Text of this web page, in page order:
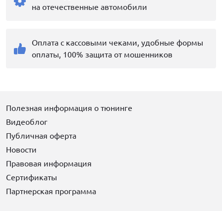
на отечественные автомобили
Оплата с кассовыми чеками, удобные формы
оплаты, 100% защита от мошенников
Полезная информация о тюнинге
Видеоблог
Публичная оферта
Новости
Правовая информация
Сертификаты
Партнерская программа